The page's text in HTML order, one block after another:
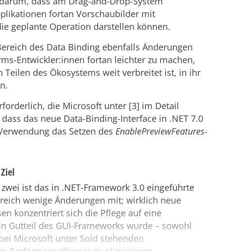
fortan Vorschaubilder mit
geplante Operation darstellen können.
des Data Binding ebenfalls Änderungen
Entwickler:innen fortan leichter zu machen,
Teilen des Ökosystems weit verbreitet ist, in ihr
die Microsoft unter [3] im Detail
das neue Data-Binding-Interface in .NET 7.0
das Setzen des EnablePreviewFeatures-
ist das in .NET-Framework 3.0 eingeführte
wenige Änderungen mit; wirklich neue
konzentriert sich die Pflege auf eine
Gutteil des GUI-Frameworks wurde – sowohl
Microsoft unter Sold stehenden